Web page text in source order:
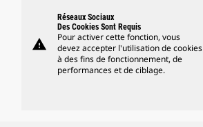
warning
Réseaux Sociaux
Des Cookies Sont Requis
Pour activer cette fonction, vous
devez accepter l'utilisation de cookies
à des fins de fonctionnement, de
performances et de ciblage.